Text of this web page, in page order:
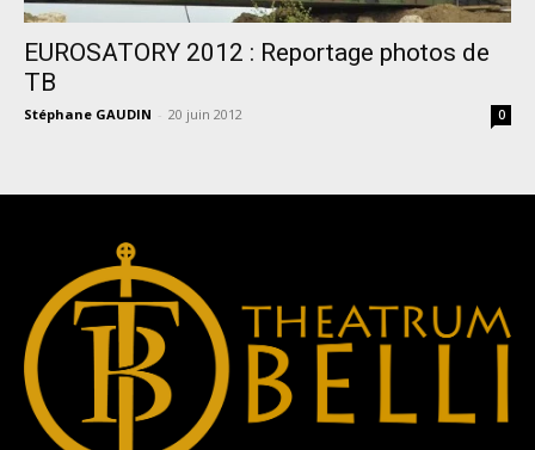
EUROSATORY 2012 : Reportage photos de
TB
Stéphane GAUDIN - 20 juin 2012 0